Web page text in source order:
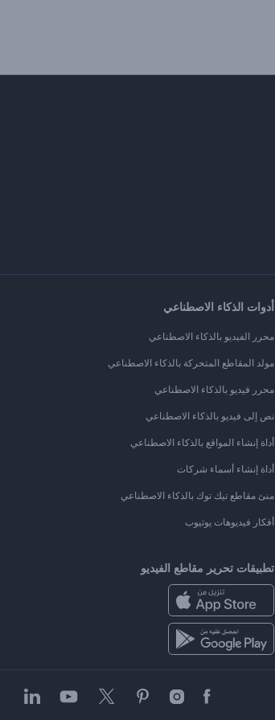
أدوات الذكاء الاصطناعي
محرر الفيديو بالذكاء الاصطناعي
مولد المقاطع المتحركة بالذكاء الاصطناعي
محرر فيديو بالذكاء الاصطناعي
نص إلى فيديو بالذكاء الاصطناعي
أداة إنشاء المواقع بالذكاء الاصطناعي
أداة إنشاء أسماء شركات
منئ مقاطع تيك توك بالذكاء الاصطناعي
أفكار فيديوهات يوتيوب
تطبيقات تحرير مقاطع الفيديو